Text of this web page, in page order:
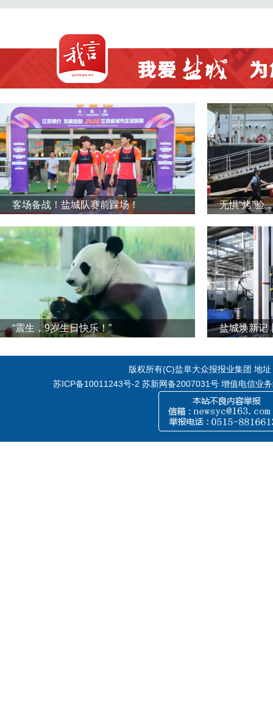
客场备战！盐城队赛前踩场！ 无惧“烤”验
“震生，9岁生日快乐！”
版权所有(C)盐阜大众报报业集团 地
苏ICP备10011243号-2 苏新网备2007031号 增值电信业